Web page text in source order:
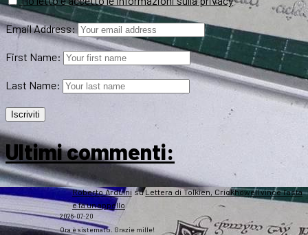
Email Address:
First Name:
Last Name:
Ultimi commenti:
Roberto Arduini suLettera di Tolkien, Crickhowell vince l’asta
e fa un appello
2026-07-20
Ora è sistemato. Grazie mille!